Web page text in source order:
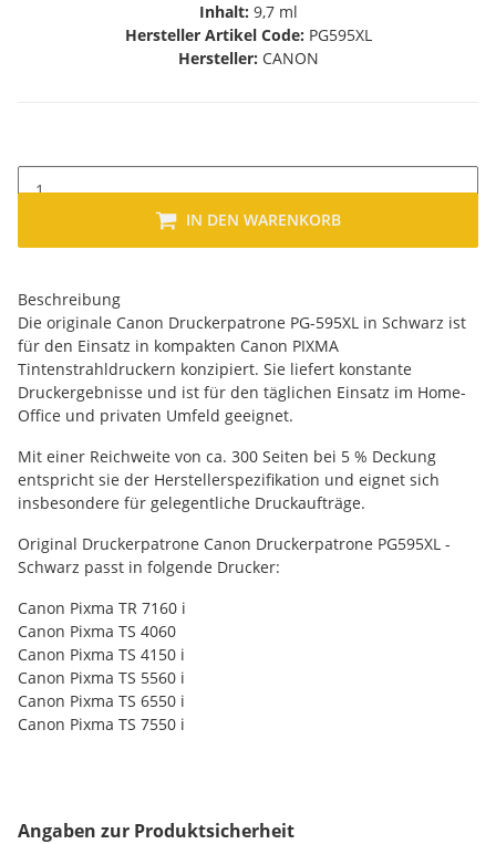
Inhalt: 9,7 ml
Hersteller Artikel Code: PG595XL
Hersteller: CANON
IN DEN WARENKORB
Beschreibung
Die originale Canon Druckerpatrone PG-595XL in Schwarz ist
für den Einsatz in kompakten Canon PIXMA
Tintenstrahldruckern konzipiert. Sie liefert konstante
Druckergebnisse und ist für den täglichen Einsatz im Home-
Office und privaten Umfeld geeignet.
Mit einer Reichweite von ca. 300 Seiten bei 5 % Deckung
entspricht sie der Herstellerspezifikation und eignet sich
insbesondere für gelegentliche Druckaufträge.
Original Druckerpatrone Canon Druckerpatrone PG595XL -
Schwarz passt in folgende Drucker:
Canon Pixma TR 7160 i
Canon Pixma TS 4060
Canon Pixma TS 4150 i
Canon Pixma TS 5560 i
Canon Pixma TS 6550 i
Canon Pixma TS 7550 i
Angaben zur Produktsicherheit